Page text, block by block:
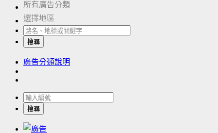
所有廣告分類
選擇地區
搜尋
廣告分類說明
搜尋